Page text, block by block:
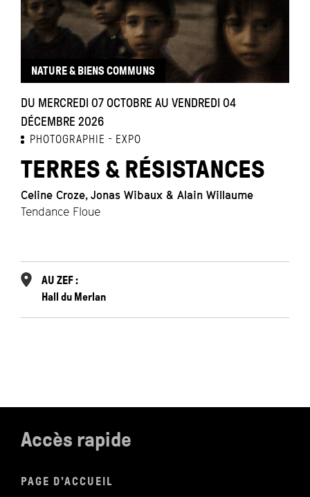
NATURE & BIENS COMMUNS
DU MERCREDI 07 OCTOBRE AU VENDREDI 04
DÉCEMBRE 2026
PHOTOGRAPHIE EXPO
TERRES & RÉSISTANCES
Celine Croze, Jonas Wibaux & Alain Willaume
Tendance Floue
AU ZEF :
Hall du Merlan
Accès rapide
PAGE D'ACCUEIL